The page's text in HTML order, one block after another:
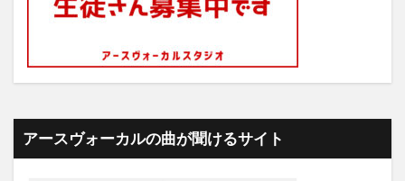
アースヴォーカルの曲が聞けるサイト